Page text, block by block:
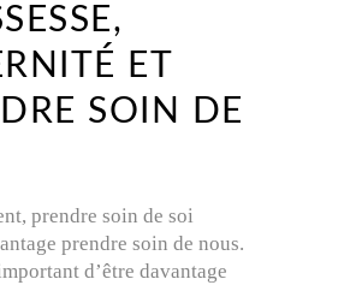
ET
SOIN DE
prendre soin de soi
prendre soin de nous.
d’être davantage